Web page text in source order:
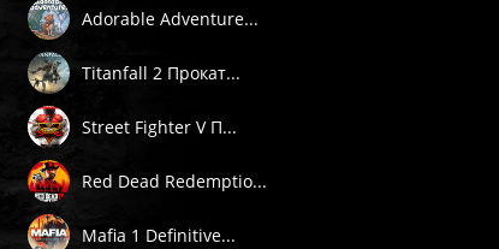
Adorable Adventure...
Titanfall 2 Прокат...
Street Fighter V П...
Red Dead Redemptio...
Mafia 1 Definitive...